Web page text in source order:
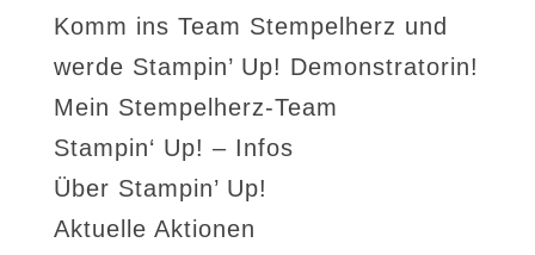
Komm ins Team Stempelherz und
werde Stampin’ Up! Demonstratorin!
Mein Stempelherz-Team
Stampin‘ Up! – Infos
Über Stampin’ Up!
Aktuelle Aktionen